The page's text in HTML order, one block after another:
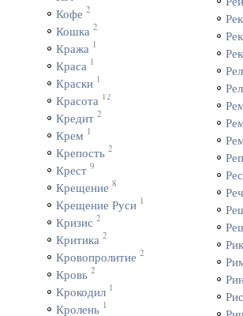
Кофе 2
Кошка 2
Кража 1
Краса 1
Краски 1
Красота 12
Кредит 2
Крем 1
Крепость 2
Крест 9
Крещение 8
Крещение Руси 1
Кризис 2
Критика 2
Кровопролитие 2
Кровь 2
Крокодил 1
Кролень 1